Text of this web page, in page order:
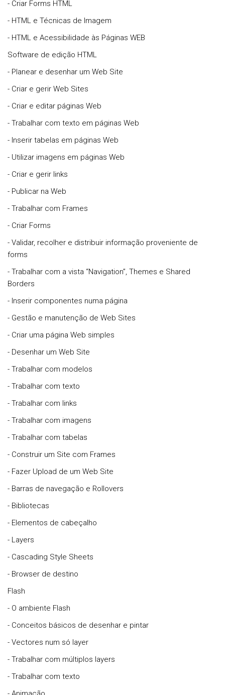
- Criar Forms HTML
- HTML e Técnicas de Imagem
- HTML e Acessibilidade às Páginas WEB
Software de edição HTML
- Planear e desenhar um Web Site
- Criar e gerir Web Sites
- Criar e editar páginas Web
- Trabalhar com texto em páginas Web
- Inserir tabelas em páginas Web
- Utilizar imagens em páginas Web
- Criar e gerir links
- Publicar na Web
- Trabalhar com Frames
- Criar Forms
- Validar, recolher e distribuir informação proveniente de
forms
- Trabalhar com a vista “Navigation”, Themes e Shared
Borders
- Inserir componentes numa página
- Gestão e manutenção de Web Sites
- Criar uma página Web simples
- Desenhar um Web Site
- Trabalhar com modelos
- Trabalhar com texto
- Trabalhar com links
- Trabalhar com imagens
- Trabalhar com tabelas
- Construir um Site com Frames
- Fazer Upload de um Web Site
- Barras de navegação e Rollovers
- Bibliotecas
- Elementos de cabeçalho
- Layers
- Cascading Style Sheets
- Browser de destino
Flash
- O ambiente Flash
- Conceitos básicos de desenhar e pintar
- Vectores num só layer
- Trabalhar com múltiplos layers
- Trabalhar com texto